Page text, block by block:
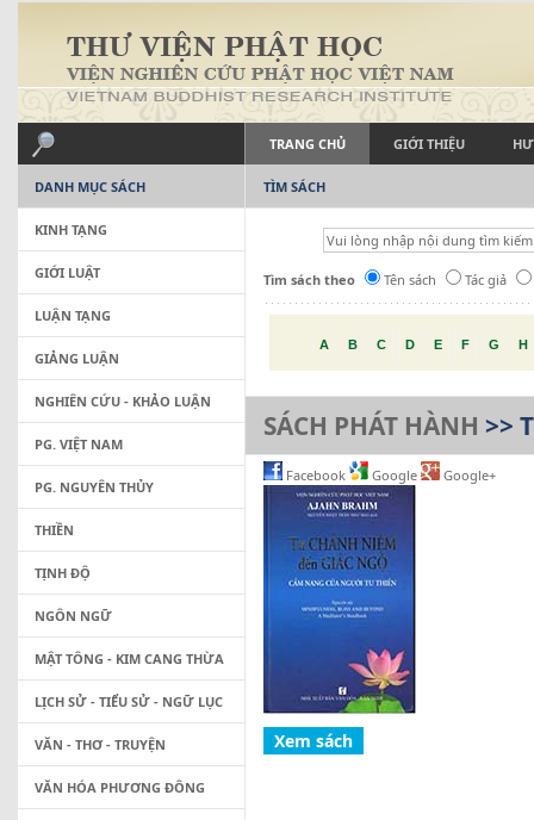
TRANG CHỦ GIỚI THIỆU
TÌM SÁCH
Tìm sách theo Tên sách Tác giả
A B C D E F G H
SÁCH PHÁT HÀNH >>
Facebook Google Google+
DANH MỤC SÁCH
KINH TẠNG
GIỚI LUẬT
LUẬN TẠNG
GIẢNG LUẬN
NGHIÊN CỨU - KHẢO LUẬN
PG. VIỆT NAM
PG. NGUYÊN THỦY
THIỀN
TỊNH ĐỘ
NGÔN NGỮ
MẬT TÔNG - KIM CANG THỪA
LỊCH SỬ - TIỂU SỬ - NGỮ LỤC
VĂN - THƠ - TRUYỆN
VĂN HÓA PHƯƠNG ĐÔNG